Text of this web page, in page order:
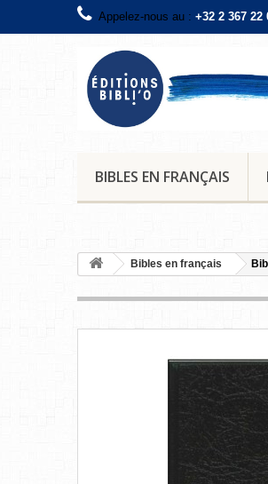
Appelez-nous au : +32 2 367 22
BIBLES EN FRANÇAIS
Bibles en français